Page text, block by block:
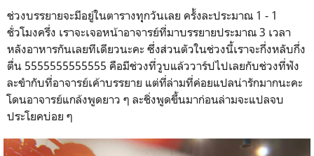
ช่วงบรรยายจะมีอยู่ในตารางทุุกวันเลย ครั้งละประมาณ 1 - 1
ชั่วโมงครึ่ง เราจะเจอหน้าอาจารย์ที่มาบรรยายประมาณ 3 เวลา
หลังอาหารกันเลยทีเดียวนะคะ ซึ่งส่วนตัวในช่วงนี้เราจะกึ่งหลับกึ่ง
ตื่น 5555555555555 คือมีช่วงที่วูบแล้ววาร์ปไปเลยกับช่วงที่ฟัง
ละขำกับที่อาจารย์เค้าบรรยาย แต่ที่ล่ามที่ค่อยแปลน่ารักมากนะคะ
โดนอาจารย์แกล้งพูดยาว ๆ ละชิ่งพูดขึ้นมาก่อนล่ามจะแปลจบ
ประโยคบ่อย ๆ